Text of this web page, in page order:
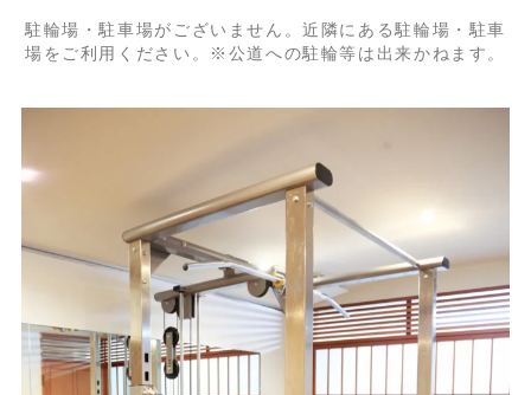
駐輪場・駐車場がございません。近隣にある駐輪場・駐車
場をご利用ください。※公道への駐輪等は出来かねます。